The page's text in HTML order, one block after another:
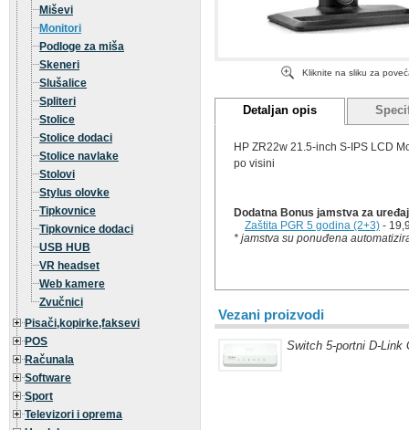
Miševi
Monitori
Podloge za miša
Skeneri
Slušalice
Spliteri
Stolice
Stolice dodaci
Stolice navlake
Stolovi
Stylus olovke
Tipkovnice
Tipkovnice dodaci
USB HUB
VR headset
Web kamere
Zvučnici
Pisači,kopirke,faksevi
POS
Računala
Software
Sport
Televizori i oprema
Kliknite na sliku za
Detaljan opis
HP ZR22w 21.5-inch S-IPS LCD
po visini
Dodatna Bonus jamstva za
Zaštita PGR 5 godina (2+3) -
* jamstva su ponuđena
Vezani proizvodi
Switch 5-portni D-Link